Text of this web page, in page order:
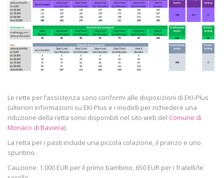
Le rette per l’assistenza sono conformi alle disposizioni di EKI-Plus
(ulteriori informazioni su EKI Plus e i modelli per richiedere una
riduzione della retta sono disponibili nel sito web del Comune di
Monaco di Baviera).
La retta per i pasti include una piccola colazione, il pranzo e uno
spuntino.
Cauzione: 1.000 EUR per il primo bambino, 650 EUR per i fratelli/le